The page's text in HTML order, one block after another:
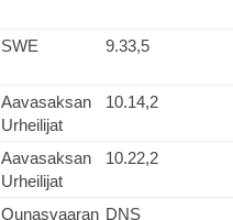
SWE 9.33,5
Aavasaksan
Urheilijat
10.14,2
Aavasaksan
Urheilijat
10.22,2
Ounasvaaran DNS